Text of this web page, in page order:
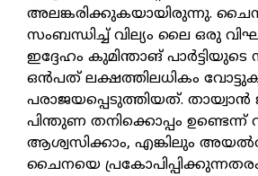
അലങ്കരിക്കുകയായിരുന്നു.
സംബന്ധിച്ച് വില്യം ലൈ ഒരു
ഇദ്ദേഹം കുമിന്താങ്
ഒന്‍പത് ലക്ഷത്തിലധികം
പരാജയപ്പെടുത്തിയത്.
പിന്തുണ തനിക്കൊപ്പം ഉണ്ടെന്ന്
ആശ്വസിക്കാം, എങ്കിലും
ചൈനയെ